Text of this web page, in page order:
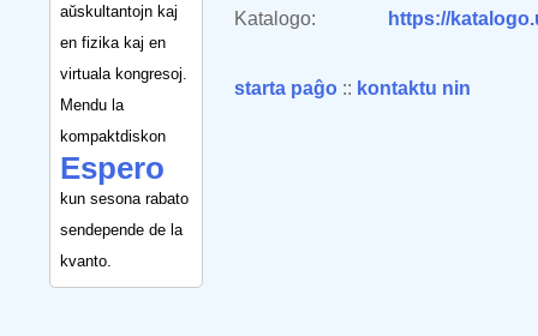
aŭskultantojn kaj
en fizika kaj en
virtuala kongresoj.
Mendu la
kompaktdiskon
Espero
kun sesona rabato
sendepende de la
kvanto.
Katalogo:
https://
starta paĝo :: kontaktu nin